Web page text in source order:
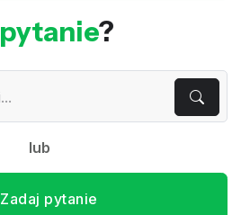
pytanie?
lub
Zadaj pytanie